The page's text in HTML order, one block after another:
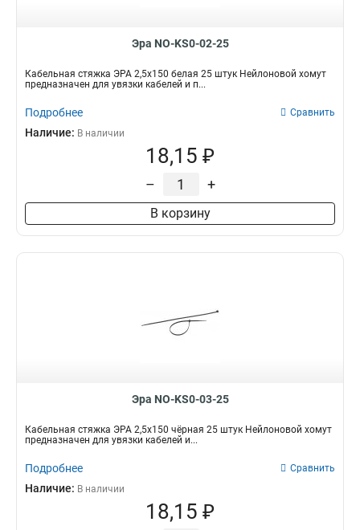
Эра NO-KS0-02-25
Кабельная стяжка ЭРА 2,5х150 белая 25 штук Нейлоновой хомут
предназначен для увязки кабелей и п...
Подробнее Сравнить
Наличие: В наличии
18,15 ₽
– +
В корзину
Эра NO-KS0-03-25
Кабельная стяжка ЭРА 2,5х150 чёрная 25 штук Нейлоновой хомут
предназначен для увязки кабелей и...
Подробнее Сравнить
Наличие: В наличии
18,15 ₽